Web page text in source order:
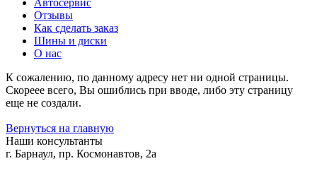
Отзывы
Как сделать заказ
Шины и диски
О нас
К сожалению, по данному адресу нет ни одной страницы.
Скореее всего, Вы ошиблись при вводе, либо эту страницу
еще не создали.
Вернуться на главную
Наши консультанты
г. Барнаул, пр. Космонавтов, 2а